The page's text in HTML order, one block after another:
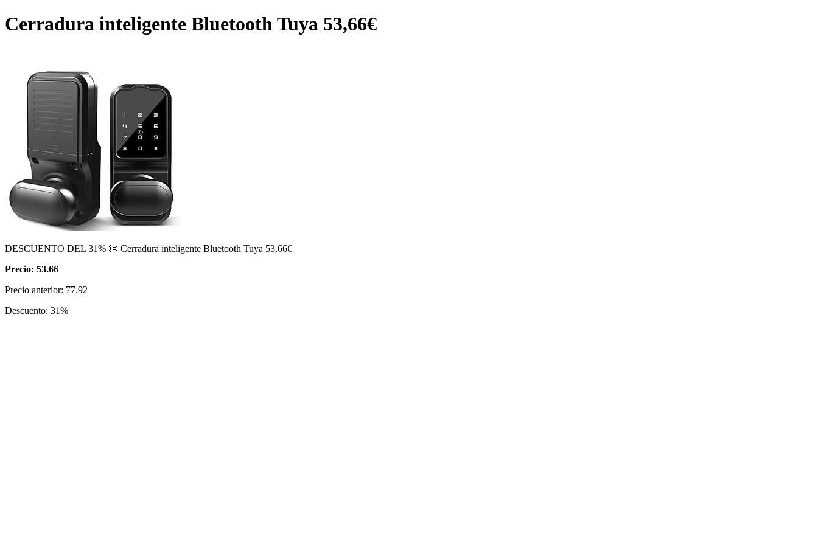
Cerradura inteligente Bluetooth Tuya 53,66€
DESCUENTO DEL 31% 👏 Cerradura inteligente Bluetooth Tuya 53,66€
Precio: 53.66
Precio anterior: 77.92
Descuento: 31%